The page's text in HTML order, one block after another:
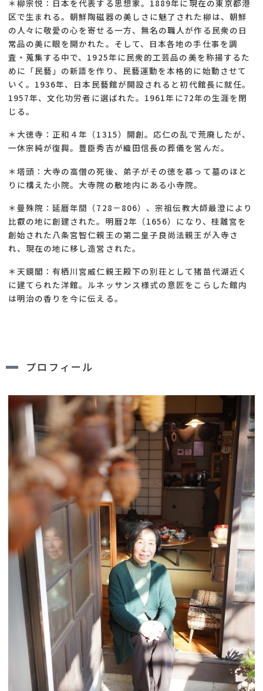
＊柳宗悦：日本を代表する思想家。1889年に現在の東京都港
区で生まれる。朝鮮陶磁器の美しさに魅了された柳は、朝鮮
の人々に敬愛の心を寄せる一方、無名の職人が作る民衆の日
常品の美に眼を開かれた。そして、日本各地の手仕事を調
査・蒐集する中で、1925年に民衆的工芸品の美を称揚するた
めに「民藝」の新語を作り、民藝運動を本格的に始動させて
いく。1936年、日本民藝館が開設されると初代館長に就任。
1957年、文化功労者に選ばれた。1961年に72年の生涯を閉
じる。
＊大徳寺：正和４年（1315）開創。応仁の乱で荒廃したが、
一休宗純が復興。豊臣秀吉が織田信長の葬儀を営んだ。
＊塔頭：大寺の高僧の死後、弟子がその徳を慕って墓のほと
りに構えた小院。大寺院の敷地内にある小寺院。
＊曼殊院：延暦年間（728－806）、宗祖伝教大師最澄により
比叡の地に創建された。明暦2年（1656）になり、桂離宮を
創始された八条宮智仁親王の第二皇子良尚法親王が入寺さ
れ、現在の地に移し造営された。
＊天鏡閣：有栖川宮威仁親王殿下の別荘として猪苗代湖近く
に建てられた洋館。ルネッサンス様式の意匠をこらした館内
は明治の香りを今に伝える。
プロフィール